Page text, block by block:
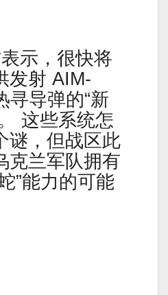
示，很快将
发射 AIM-
寻导弹的“新
这些系统怎
谜，但战区此
克兰军队拥有
”能力的可能